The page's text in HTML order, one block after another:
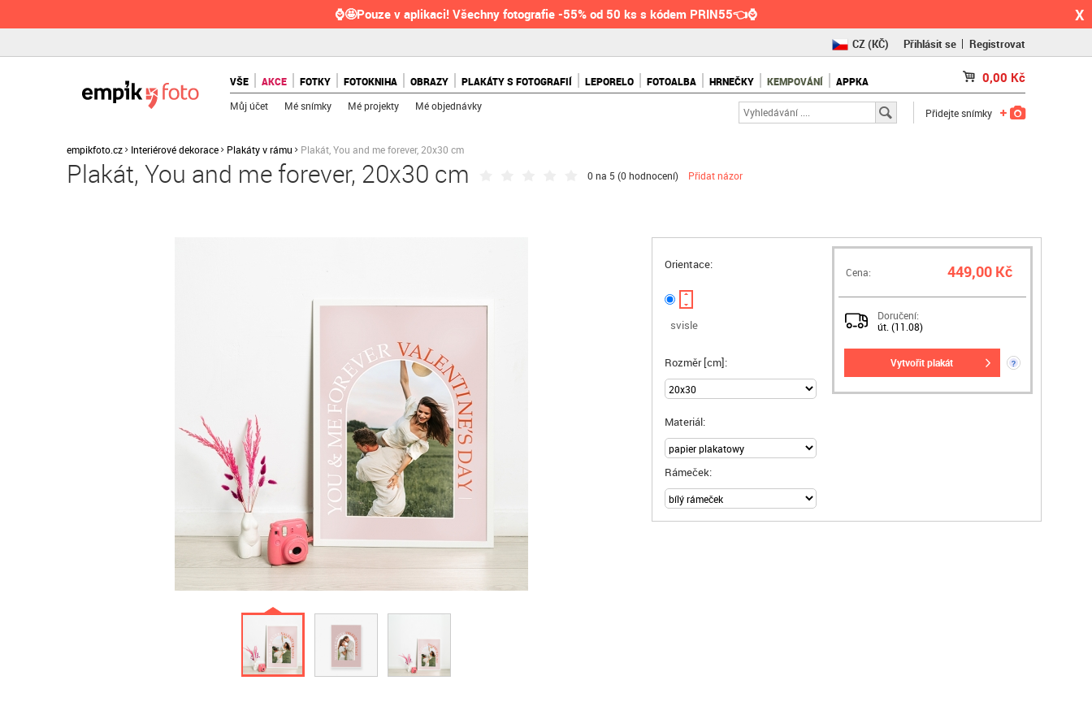
⌚🤩Pouze v aplikaci! Všechny fotografie -55% od 50 ks s kódem PRIN55👈⌚ X
CZ(KČ)
RO(RON)
Přihlásit se Registrovat
VŠE AKCE FOTKY FOTOKNIHA OBRAZY PLAKÁTY S FOTOGRAFIÍ LEPORELO FOTOALBA HRNEČKY KEMPOVÁNÍ APPKA 0,00 Kč
Můj účet Mé snímky Mé projekty Mé objednávky
Přidejte snímky
empikfoto.cz Interiérové dekorace Plakáty v rámu Plakát, You and me forever, 20x30 cm
Plakát, You and me forever, 20x30 cm 0 na 5 (0 hodnocení) Přidat názor
Orientace:
svisle
Rozměr [cm]:
Materiál:
Rámeček:
Cena: 449,00 Kč
Doručení:
út. (11.08)
vytvořit plakát ?